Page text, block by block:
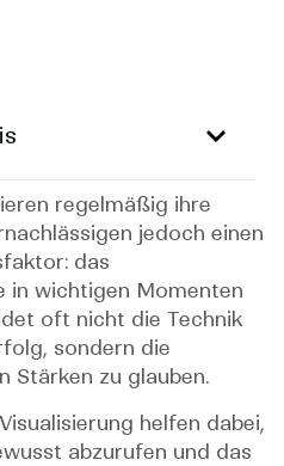
regelmäßig ihre
jedoch einen
das
in wichtigen Momenten
oft nicht die Technik
sondern die
Stärken zu glauben.
helfen dabei,
abzurufen und das